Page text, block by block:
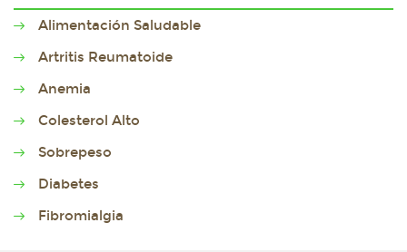
Alimentación Saludable
Artritis Reumatoide
Anemia
Colesterol Alto
Sobrepeso
Diabetes
Fibromialgia